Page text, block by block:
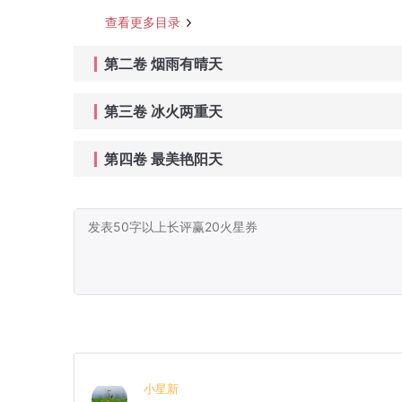
查看更多目录
第二卷 烟雨有晴天
第三卷 冰火两重天
第四卷 最美艳阳天
小星新